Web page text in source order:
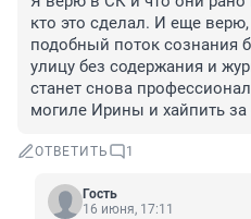
кто это сделал. И еще верю,
подобный поток сознания
улицу без содержания и
станет снова
могиле Ирины и хайпить за
ОТВЕТИТЬ 1
Гость
16 июня, 17:11